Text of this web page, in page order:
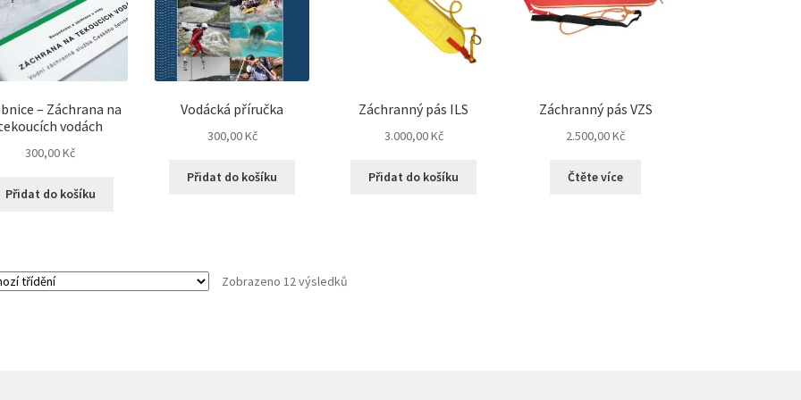
– Záchrana na
vodách
300,00Kč
Přidat do košíku
Vodácká příručka
300,00Kč
Přidat do košíku
Záchranný pás ILS
3.000,00Kč
Přidat do košíku
Záchranný pás VZS
2.500,00Kč
Čtěte více
Zobrazeno 12 výsledků